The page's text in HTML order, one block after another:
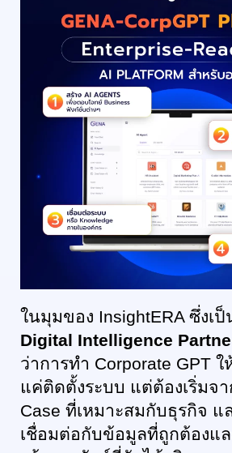
ในมุมของ InsightERA ซึ่งเป็
Digital Intelligence
ว่าการทำ Corporate GPT ใ
แค่ติดตั้งระบบ แต่ต้องเริ่มจา
Case ที่เหมาะสมกับธุรกิจ แ
เชื่อมต่อกับข้อมูลที่ถูกต้องแ